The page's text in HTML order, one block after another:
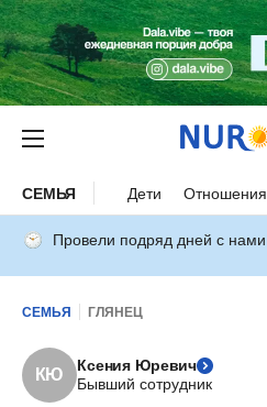
СЕМЬЯ Дети Отношения
Провели подряд дней с нами
СЕМЬЯ ГЛЯНЕЦ
КЮ
Ксения Юревич
Бывший сотрудник